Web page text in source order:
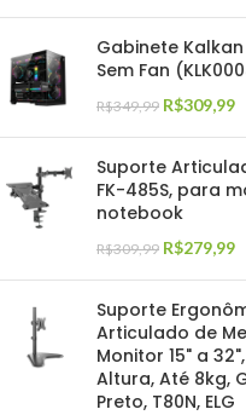
Gabinete Kalkan
Sem Fan
R$349,99 R$309,99
Suporte
FK-485S, para
notebook
R$309,99 R$279,99
Suporte
Articulado de
Monitor 15" a
Altura, Até 8kg,
Preto, T80N, ELG